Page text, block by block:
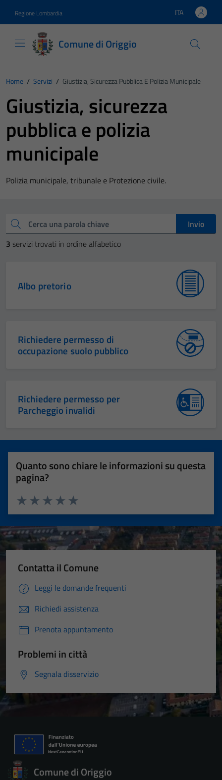
Regione Lombardia Lingua attiva:
ITA
Comune di Origgio
Home / Servizi / Giustizia, Sicurezza Pubblica E Polizia Municipale
Giustizia, sicurezza
pubblica e polizia
municipale
Polizia municipale, tribunale e Protezione civile.
Cerca una parola chiave
Invio
3 servizi trovati in ordine alfabetico
Albo pretorio
Richiedere permesso di
occupazione suolo pubblico
Richiedere permesso per
Parcheggio invalidi
Quanto sono chiare le informazioni su questa
pagina?
Valuta 5 stelle su 5
Valuta 4 stelle su 5
Valuta 3 stelle su 5
Valuta 2 stelle su 5
Valuta 1 stelle su 5
Contatta il Comune
Leggi le domande frequenti
Richiedi assistenza
Prenota appuntamento
Problemi in città
Segnala disservizio
Comune di Origgio